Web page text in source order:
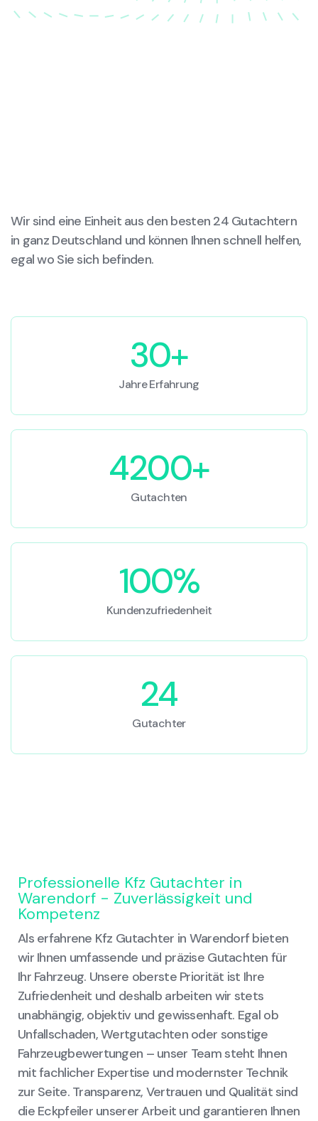
Wir sind eine Einheit aus den besten 24 Gutachtern
in ganz Deutschland und können Ihnen schnell helfen,
egal wo Sie sich befinden.
30+
Jahre Erfahrung
4200+
Gutachten
100%
Kundenzufriedenheit
24
Gutachter
Professionelle Kfz Gutachter in
Warendorf - Zuverlässigkeit und
Kompetenz
Als erfahrene Kfz Gutachter in Warendorf bieten
wir Ihnen umfassende und präzise Gutachten für
Ihr Fahrzeug. Unsere oberste Priorität ist Ihre
Zufriedenheit und deshalb arbeiten wir stets
unabhängig, objektiv und gewissenhaft. Egal ob
Unfallschaden, Wertgutachten oder sonstige
Fahrzeugbewertungen – unser Team steht Ihnen
mit fachlicher Expertise und modernster Technik
zur Seite. Transparenz, Vertrauen und Qualität sind
die Eckpfeiler unserer Arbeit und garantieren Ihnen